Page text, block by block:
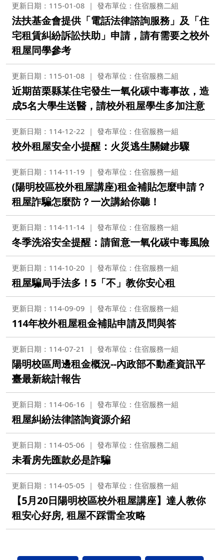
更新日期：115-01-08 發布單位：住宿服務二組
法扶基金會提供「電話法律諮詢服務」及「住
宅租賃糾紛訴訟扶助」申請，請有需要之校外
租屋同學參考
更新日期：115-01-08 發布單位：住宿服務二組
近期苗栗縣某住宅發生一氧化碳中毒事故，造
成5名大學生送醫，請校外租屋學生多加注意
更新日期：114-12-22 發布單位：住宿服務一組
校外租屋安全小提醒：火災逃生關鍵步驟
更新日期：114-11-19 發布單位：住宿服務一組
(陽明校區校外租屋講座)租金補貼怎麼申請？
租屋詐騙怎麼防？一次講給你聽！
更新日期：114-11-14 發布單位：住宿服務一組
冬季洗浴安全提醒：請留意一氧化碳中毒風險
更新日期：114-10-20 發布單位：住宿服務一組
租屋騙局手法多！5「不」教你安心租
更新日期：114-09-09 發布單位：住宿服務一組
114年校外租屋租金補貼申請及問與答
更新日期：114-07-21 發布單位：住宿服務一組
陽明校區周邊租金概況--內政部不動產資訊平
臺最新統計報告
更新日期：114-06-16 發布單位：住宿服務一組
租屋糾紛法律諮詢資源介紹
更新日期：114-05-06 發布單位：住宿服務二組
未看房先匯款必是詐騙
更新日期：114-05-05 發布單位：住宿服務一組
【5月20日陽明校區校外租屋講座】達人教你
租安心好房, 租屋不踩雷全攻略